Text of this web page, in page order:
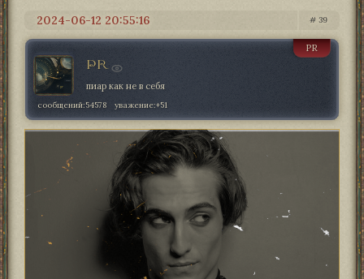
39
2024-06-12 20:55:16
PR
PR
пиар как не в себя
сообщений:54578 уважение:+51